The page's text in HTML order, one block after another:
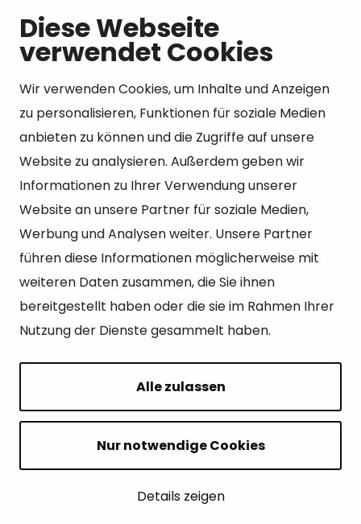
Diese Webseite
verwendet Cookies
Wir verwenden Cookies, um Inhalte und Anzeigen
zu personalisieren, Funktionen für soziale Medien
anbieten zu können und die Zugriffe auf unsere
Website zu analysieren. Außerdem geben wir
Informationen zu Ihrer Verwendung unserer
Website an unsere Partner für soziale Medien,
Werbung und Analysen weiter. Unsere Partner
führen diese Informationen möglicherweise mit
weiteren Daten zusammen, die Sie ihnen
bereitgestellt haben oder die sie im Rahmen Ihrer
Nutzung der Dienste gesammelt haben.
Alle zulassen
Nur notwendige Cookies
Details zeigen
Show my cookie settings
Kangasniemen kunta
Otto Mannisen tie 2
51200 Kangasniemi
kirjaamo@kangasniemi.fi
Tel. 040 719 9370
Y-tunnus 0164690-3
Geöffnet
Mo – Fr 9-15 Uhr.
Über Kangasniemi